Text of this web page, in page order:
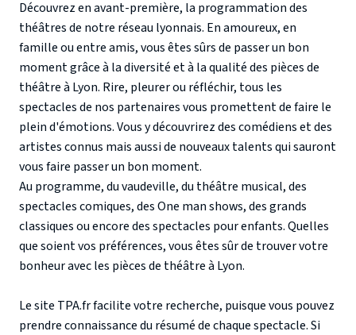
Découvrez en avant-première, la programmation des
théâtres de notre réseau lyonnais. En amoureux, en
famille ou entre amis, vous êtes sûrs de passer un bon
moment grâce à la diversité et à la qualité des pièces de
théâtre à Lyon. Rire, pleurer ou réfléchir, tous les
spectacles de nos partenaires vous promettent de faire le
plein d'émotions. Vous y découvrirez des comédiens et des
artistes connus mais aussi de nouveaux talents qui sauront
vous faire passer un bon moment.
Au programme, du vaudeville, du théâtre musical, des
spectacles comiques, des One man shows, des grands
classiques ou encore des spectacles pour enfants. Quelles
que soient vos préférences, vous êtes sûr de trouver votre
bonheur avec les pièces de théâtre à Lyon.
Le site TPA.fr facilite votre recherche, puisque vous pouvez
prendre connaissance du résumé de chaque spectacle. Si